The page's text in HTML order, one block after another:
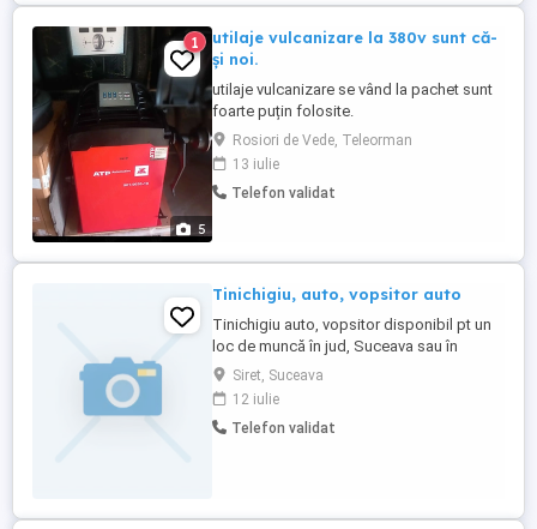
5
1
utilaje vulcanizare la 380v sunt că-
și noi.
utilaje vulcanizare se vând la pachet sunt
foarte puțin folosite.
Rosiori de Vede, Teleorman
13 iulie
Telefon validat
Tinichigiu, auto, vopsitor auto
Tinichigiu auto, vopsitor disponibil pt un
loc de muncă în jud, Suceava sau în
inptejurimi
Siret, Suceava
12 iulie
Telefon validat